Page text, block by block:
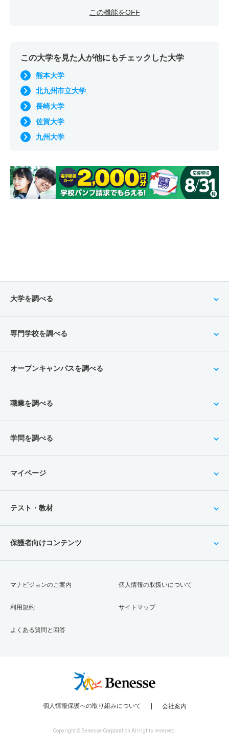
この機能をOFF
この大学を見た人が他にもチェックした大学
熊本大学
北九州市立大学
長崎大学
佐賀大学
九州大学
大学を調べる
専門学校を調べる
オープンキャンパスを調べる
職業を調べる
学問を調べる
マイページ
テスト・教材
保護者向けコンテンツ
マナビジョンのご案内
利用規約
よくある質問と回答
個人情報の取扱いについて
サイトマップ
個人情報保護への取り組みについて 会社案内
Copyright © Benesse Corporation All rights reserved.